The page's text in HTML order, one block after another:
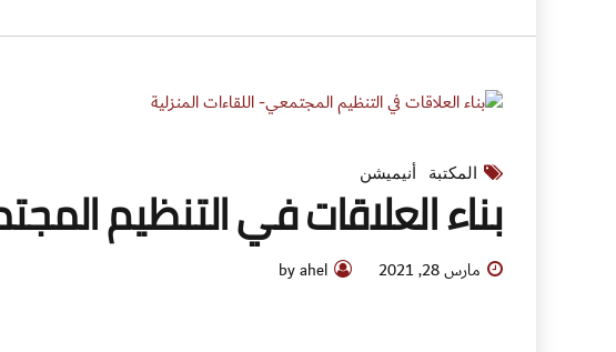
المكتبة أنيميشن
بناء العلاقات في التنظيم
مارس 28, 2021 by ahel